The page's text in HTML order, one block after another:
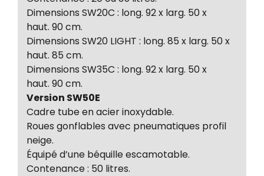
Dimensions SW20C : long. 92 x larg. 50 x
haut. 90 cm.
Dimensions SW20 LIGHT : long. 85 x larg. 50 x
haut. 85 cm.
Dimensions SW35C : long. 92 x larg. 50 x
haut. 90 cm.
Version SW50E
Cadre tube en acier inoxydable.
Roues gonflables avec pneumatiques profil
neige.
Équipé d’une béquille escamotable.
Contenance : 50 litres.